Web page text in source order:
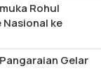
Rohul
Nasional ke
Gelar